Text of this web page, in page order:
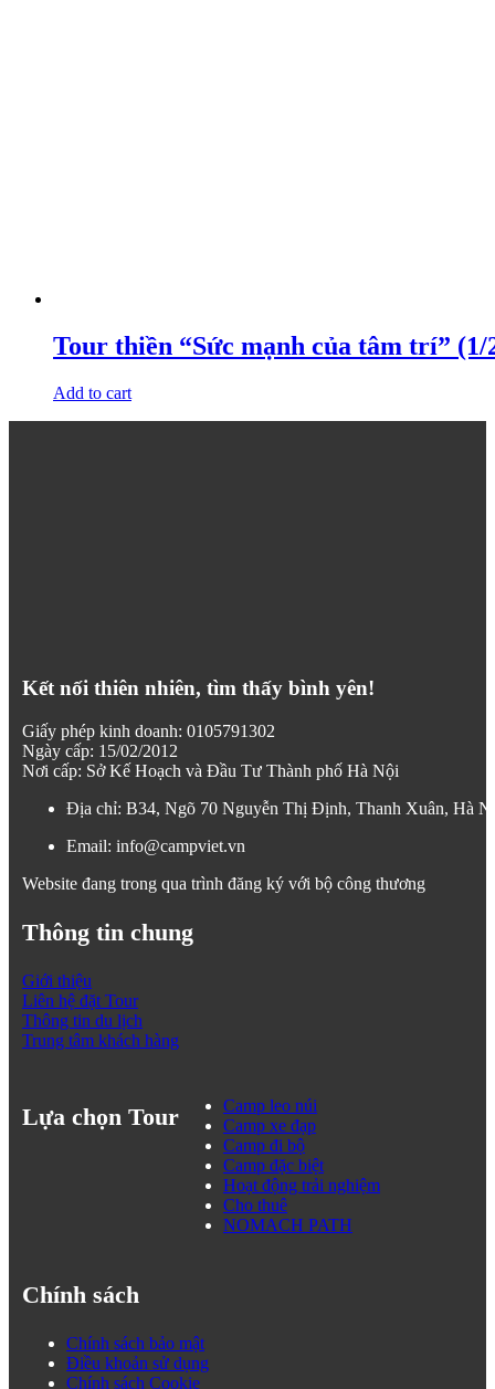
Tour thiền “Sức mạnh của tâm trí” (1/
Add to cart
Kết nối thiên nhiên, tìm thấy bình yên!
Giấy phép kinh doanh: 0105791302
Ngày cấp: 15/02/2012
Nơi cấp: Sở Kế Hoạch và Đầu Tư Thành phố Hà Nội
Địa chỉ: B34, Ngõ 70 Nguyễn Thị Định, Thanh Xuân, Hà
Email: info@campviet.vn
Website đang trong qua trình đăng ký với bộ công thương
Thông tin chung
Giới thiệu
Liên hệ đặt Tour
Thông tin du lịch
Trung tâm khách hàng
Lựa chọn Tour
Camp leo núi
Camp xe đạp
Camp đi bộ
Camp đặc biệt
Hoạt động trải nghiệm
Cho thuê
NOMACH PATH
Chính sách
Chính sách bảo mật
Điều khoản sử dụng
Chính sách Cookie